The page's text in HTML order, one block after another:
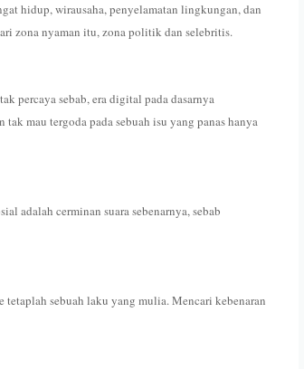
hidup, wirausaha, penyelamatan lingkungan, dan
zona nyaman itu, zona politik dan selebritis.
percaya sebab, era digital pada dasarnya
mau tergoda pada sebuah isu yang panas hanya
adalah cerminan suara sebenarnya, sebab
tetaplah sebuah laku yang mulia. Mencari kebenaran